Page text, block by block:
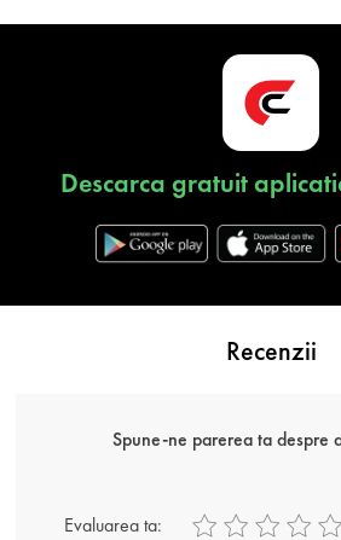
Descarca gratuit
Recenzii
Spune-ne parerea ta despre
Evaluarea ta: